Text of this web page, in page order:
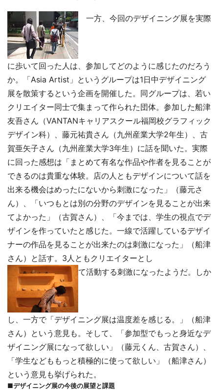
一方、今回のデザイニング展を実際
に歩いて回った人は、参加してどのように感じたのだろう
か。「Asia Artist」というグループは1日中デザイニング
展を散策するという企画を開催した。同グループは、若い
クリエイター同士で集まって作られた団体。参加した船津
友吾さん（VANTANキャリアスクール福岡校グラフィック
デザイン科）、藤元祐貴さん（九州産業大学2年生）、古
賀亜矢子さん（九州産業大学3年生）に話を聞いた。実際
に回った感想は「まとめて有名な作品や作者を見ることが
できるのは貴重な体験。店の人ともデザインについて話を
出来る機会はめったにないから刺激になった」（藤元さ
ん）、「いつもとは別の分野のデザインを見ることが出来
てよかった」（古賀さん）、「今までは、学生の視点でデ
ザインを作っていたと感じた。一線で活躍しているデザイ
ナーの作品を見ることが出来たのは刺激になった」（船津
さん）と話す。3人ともクリエイターとし
て活動する刺激になったようだ。しか
し、一方で「デザイニング展は温度差を感じる。」（船津
さん）という意見も。そして、「参加型でもっと身近なデ
ザイニング展になって欲しい」（藤元くん、古賀さん）、
「学生などももっと積極的に使って欲しい」（船津さん）
という意見も挙げられた。
■デザイニング展の今後の展望と課題